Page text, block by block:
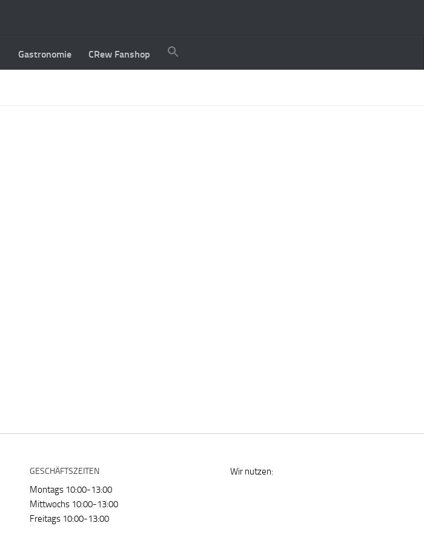
Gastronomie CRew Fanshop
GESCHÄFTSZEITEN
Montags 10:00-13:00
Mittwochs 10:00-13:00
Freitags 10:00-13:00
Wir nutzen: